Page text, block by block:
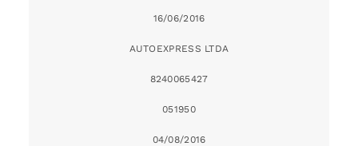
16/06/2016
AUTOEXPRESS LTDA
8240065427
051950
04/08/2016